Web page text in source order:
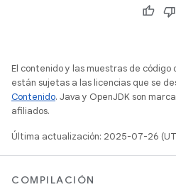
El contenido y las muestras de
están sujetas a las licencias que se
Contenido. Java y OpenJDK son
afiliados.
Última actualización: 2025-07-26
COMPILACIÓN